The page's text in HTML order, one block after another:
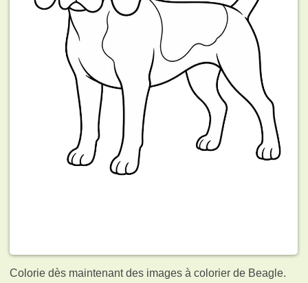
Colorie dès maintenant des images à colorier de Beagle.